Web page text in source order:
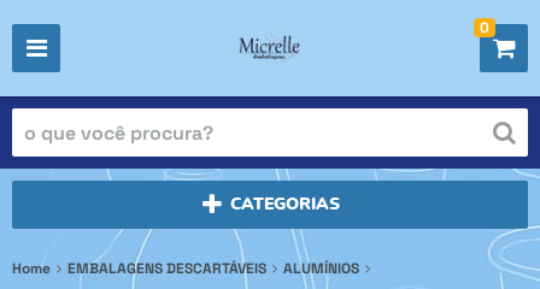
0
CATEGORIAS
Home EMBALAGENS DESCARTÁVEIS
ALUMÍNIOS